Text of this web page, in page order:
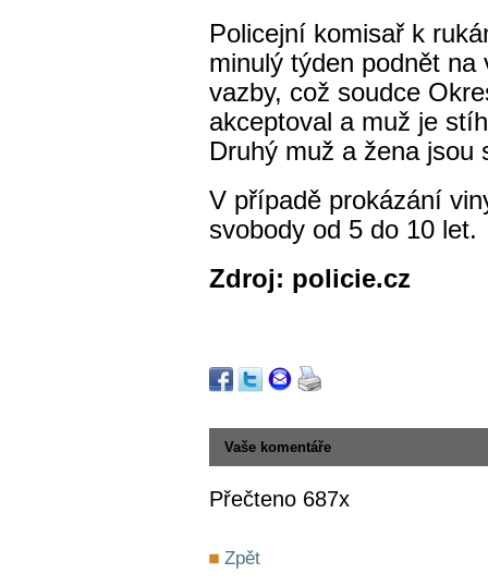
Policejní komisař k
minulý týden podnět
vazby, což soudce
akceptoval a muž je
Druhý muž a žena jsou
V případě prokázání
svobody od 5 do 10
Zdroj: policie.cz
Vaše komentáře
Přečteno 687x
Zpět